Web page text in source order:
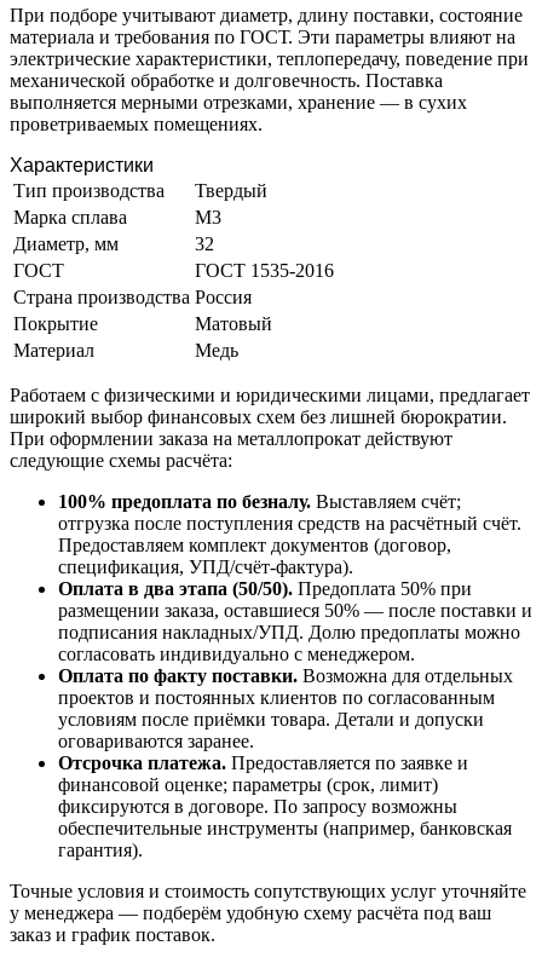
При подборе учитывают диаметр, длину поставки, состояние
материала и требования по ГОСТ. Эти параметры влияют на
электрические характеристики, теплопередачу, поведение при
механической обработке и долговечность. Поставка
выполняется мерными отрезками, хранение — в сухих
проветриваемых помещениях.
Характеристики
Тип производства
Твердый
Марка сплава
М3
Диаметр, мм
32
ГОСТ
ГОСТ 1535-2016
Страна производства Россия
Покрытие
Матовый
Материал
Медь
Работаем с физическими и юридическими лицами, предлагает
широкий выбор финансовых схем без лишней бюрократии.
При оформлении заказа на металлопрокат действуют
следующие схемы расчёта:
100% предоплата по безналу. Выставляем счёт;
отгрузка после поступления средств на расчётный счёт.
Предоставляем комплект документов (договор,
спецификация, УПД/счёт-фактура).
Оплата в два этапа (50/50). Предоплата 50% при
размещении заказа, оставшиеся 50% — после поставки и
подписания накладных/УПД. Долю предоплаты можно
согласовать индивидуально с менеджером.
Оплата по факту поставки. Возможна для отдельных
проектов и постоянных клиентов по согласованным
условиям после приёмки товара. Детали и допуски
оговариваются заранее.
Отсрочка платежа. Предоставляется по заявке и
финансовой оценке; параметры (срок, лимит)
фиксируются в договоре. По запросу возможны
обеспечительные инструменты (например, банковская
гарантия).
Точные условия и стоимость сопутствующих услуг уточняйте
у менеджера — подберём удобную схему расчёта под ваш
заказ и график поставок.